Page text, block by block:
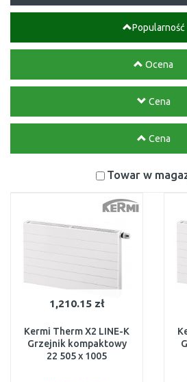
Popularność
Ocena
Cena
Cena
Towar w
1,210.15 zł
Kermi Therm X2 LINE-K
Grzejnik kompaktowy
22 505 x 1005